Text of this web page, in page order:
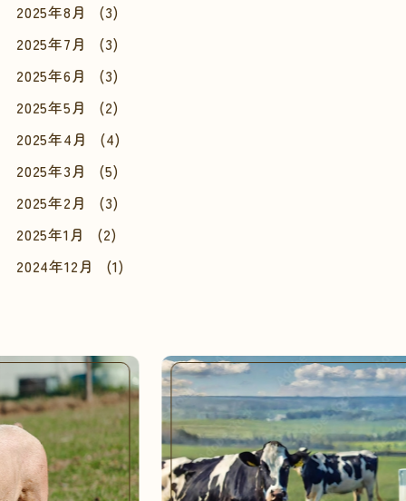
2025年8月
(3)
2025年7月
(3)
2025年6月
(3)
2025年5月
(2)
2025年4月
(4)
2025年3月
(5)
2025年2月
(3)
2025年1月
(2)
2024年12月
(1)